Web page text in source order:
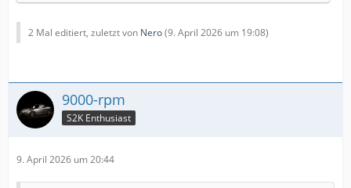
2 Mal editiert, zuletzt von Nero(9. April 2026 um 19:08)
9000-rpm
S2K Enthusiast
9. April 2026 um 20:44